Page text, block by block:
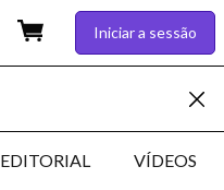
Iniciar a sessão
EDITORIAL VÍDEOS